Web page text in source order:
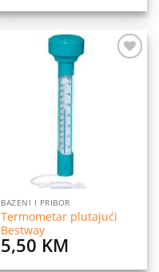
BAZENI I PRIBOR
Termometar plutajući
Bestway
5,50KM